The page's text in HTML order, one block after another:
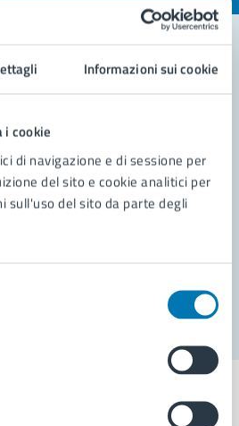
Informazioni sui cookie
i cookie
di navigazione e di sessione per
del sito e cookie analitici per
sull'uso del sito da parte degli
frequenti